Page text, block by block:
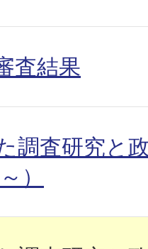
査結果
調査研究と
）